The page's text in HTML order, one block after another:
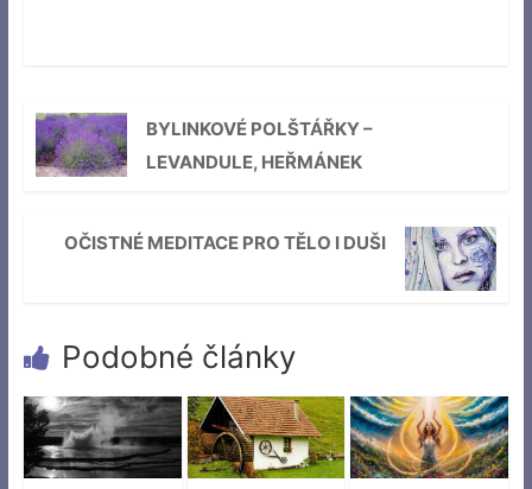
BYLINKOVÉ POLŠTÁŘKY –
LEVANDULE, HEŘMÁNEK
OČISTNÉ MEDITACE PRO TĚLO I DUŠI
Podobné články